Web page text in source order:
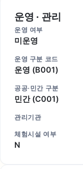
운영 · 관리
운영 여부
미운영
운영 구분 코드
운영 (B001)
공공·민간 구분
민간 (C001)
관리기관
체험시설 여부
N